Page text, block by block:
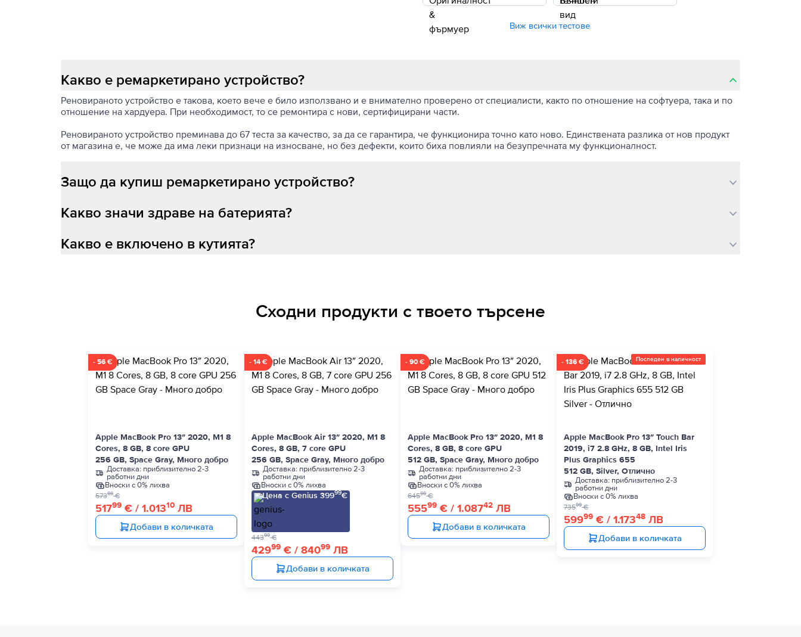
Виж всички тестове
Какво е ремаркетирано устройство?
Реновираното устройство е такова, което вече е било използвано и е внимателно проверено от специалисти, както по отношение на софтуера, така и по
отношение на хардуера. При необходимост, то се ремонтира с нови, сертифицирани части.
Реновираното устройство преминава до 67 теста за качество, за да се гарантира, че функционира точно като ново. Единствената разлика от нов продукт
от магазина е, че може да има леки признаци на износване, но без дефекти, които биха повлияли на безупречната му функционалност.
Защо да купиш ремаркетирано устройство?
Какво значи здраве на батерията?
Какво е включено в кутията?
Сходни продукти с твоето търсене
- 56 €
Apple MacBook Pro 13″ 2020, M1 8
Cores, 8 GB, 8 core GPU
256 GB, Space Gray, Много добро
Доставка: приблизително 2-3
работни дни
Вноски с 0% лихва
51799€ / 1.01310ЛВ
57399€
Добави в количката
- 14 €
Apple MacBook Air 13″ 2020, M1 8
Cores, 8 GB, 7 core GPU
256 GB, Space Gray, Много добро
Доставка: приблизително 2-3
работни дни
Вноски с 0% лихва
Цена с Genius 39999€
42999€ / 84099ЛВ
44399€
Добави в количката
- 90 €
Apple MacBook Pro 13″ 2020, M1 8
Cores, 8 GB, 8 core GPU
512 GB, Space Gray, Много добро
Доставка: приблизително 2-3
работни дни
Вноски с 0% лихва
55599 € / 1.08742 ЛВ
64599€
Добави в количката
- 136 € Последен в наличност
Apple MacBook Pro 13″ Touch Bar
2019, i7 2.8 GHz, 8 GB, Intel Iris
Plus Graphics 655
512 GB, Silver, Отлично
Доставка: приблизително 2-3
работни дни
Вноски с 0% лихва
59999 € / 1.17348 ЛВ
73599€
Добави в количката